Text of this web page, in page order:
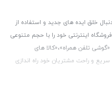
خلق ایده های جدید و استفاده از
فروشگاه اینترنتی خود را با حجم متنوعی
«گوشی تلفن همراه»،«کالا های
و راحت مشتریان خود راه اندازی
با کیفیت و با حداقل قیمت